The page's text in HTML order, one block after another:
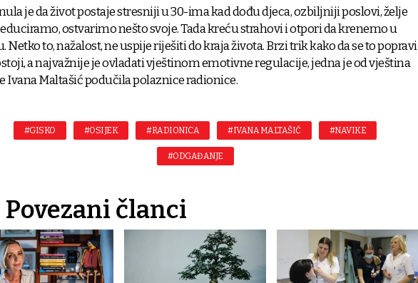
je da život postaje stresniji u 30-ima kad dođu djeca, ozbiljniji poslovi, želje
educiramo, ostvarimo nešto svoje. Tada kreću strahovi i otpori da krenemo u
Netko to, nažalost, ne uspije riješiti do kraja života. Brzi trik kako da se to popravi
a najvažnije je ovladati vještinom emotivne regulacije, jedna je od vještina
Ivana Maltašić podučila polaznice radionice.
#GISKO #OSIJEK #RADIONICA #IVANA MALTAŠIĆ #NAVIKE
#ODGAĐANJE
Povezani članci